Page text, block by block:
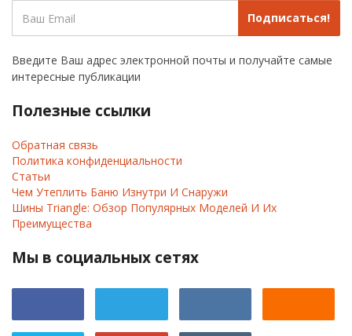
Подписаться!
Введите Ваш адрес электронной почты и получайте самые
интересные публикации
Полезные ссылки
Обратная связь
Политика конфиденциальности
Статьи
Чем Утеплить Баню Изнутри И Снаружи
Шины Triangle: Обзор Популярных Моделей И Их
Преимущества
Мы в социальных сетях